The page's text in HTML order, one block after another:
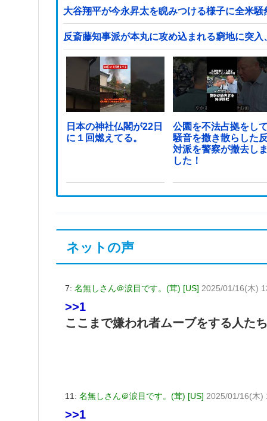
大谷翔平が今永昇太を睨みつける様子に全米
反斎藤知事派が本丸に攻め込まれる窮地に突
日本の神社仏閣が22日
に１回燃えてる。
公園を不法占拠をし
騒音を撒き散らした
対派を警察が撤去し
した！
ネットの声
7: 名無しさん＠涙目です。(茸) [US] 2025/01/16(木)
>>1
ここまで嫌われ者ムーブをする人た
11: 名無しさん＠涙目です。(茸) [US] 2025/01/16(木)
>>1